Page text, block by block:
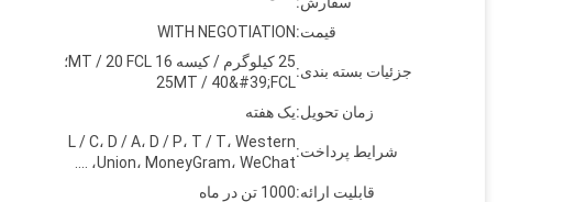
قیمت:WITH NEGOTIATION
جزئیات بسته بندی:
25 کیلوگرم / کیسه 16 MT / 20 FCL؛
25MT / 40&#39;FCL
زمان تحویل:یک هفته
شرایط پرداخت:
L / C، D / A، D / P، T / T، Western
Union، MoneyGram، WeChat، ....
قابلیت ارائه:1000 تن در ماه